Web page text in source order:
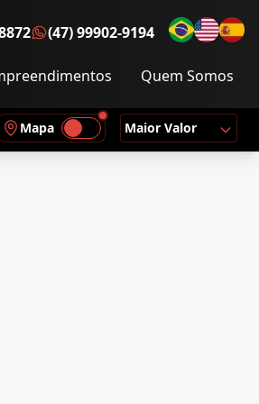
(47) 99902-9194
Quem Somos
Mapa Maior Valor